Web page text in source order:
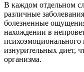
В каждом отдельном
различные
болезненные
нахождении в
психоэмоционального
изнурительных диет,
организма.